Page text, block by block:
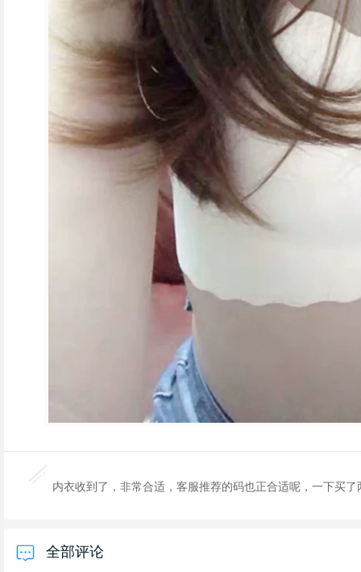
内衣收到了，非常合适，客服推荐的码也正合适呢，一下买
全部评论